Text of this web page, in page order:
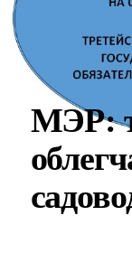
МЭР: